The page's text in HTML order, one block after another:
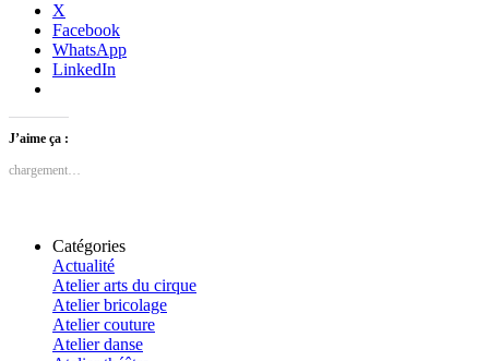
X
Facebook
WhatsApp
LinkedIn
J’aime ça :
chargement…
Catégories
Actualité
Atelier arts du cirque
Atelier bricolage
Atelier couture
Atelier danse